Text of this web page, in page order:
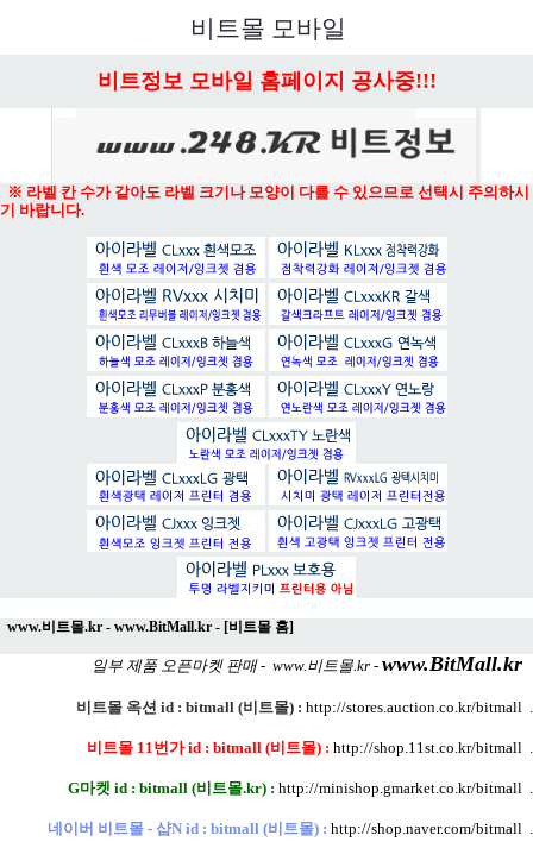
비트몰 모바일
비트정보 모바일 홈페이지 공사중!!!
※ 라벨 칸 수가 같아도 라벨 크기나 모양이 다를 수 있으므로 선택시 주의하시
기 바랍니다.
www.비트몰.kr - www.BitMall.kr - [비트몰 홈]
일부 제품 오픈마켓 판매 - www.비트몰.kr - www.BitMall.kr
비트몰 옥션 id : bitmall (비트몰) : http://stores.auction.co.kr/bitmall
비트몰 11번가 id : bitmall (비트몰) : http://shop.11st.co.kr/bitmall
G마켓 id : bitmall (비트몰.kr) : http://minishop.gmarket.co.kr/bitmall
네이버 비트몰 - 샵N id : bitmall (비트몰) : http://shop.naver.com/bitmall